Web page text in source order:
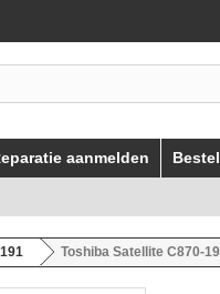
aanmelden
Toshiba Satellite C870-